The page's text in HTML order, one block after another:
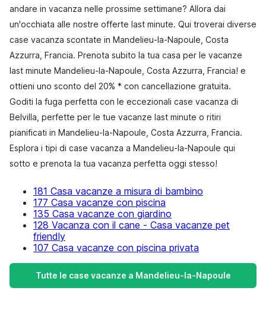
andare in vacanza nelle prossime settimane? Allora dai
un'occhiata alle nostre offerte last minute. Qui troverai diverse
case vacanza scontate in Mandelieu-la-Napoule, Costa
Azzurra, Francia. Prenota subito la tua casa per le vacanze
last minute Mandelieu-la-Napoule, Costa Azzurra, Francia! e
ottieni uno sconto del 20% * con cancellazione gratuita.
Goditi la fuga perfetta con le eccezionali case vacanza di
Belvilla, perfette per le tue vacanze last minute o ritiri
pianificati in Mandelieu-la-Napoule, Costa Azzurra, Francia.
Esplora i tipi di case vacanza a Mandelieu-la-Napoule qui
sotto e prenota la tua vacanza perfetta oggi stesso!
181 Casa vacanze a misura di bambino
177 Casa vacanze con piscina
135 Casa vacanze con giardino
128 Vacanza con il cane - Casa vacanze pet
friendly
107 Casa vacanze con piscina privata
Tutte le case vacanze a Mandelieu-la-Napoule